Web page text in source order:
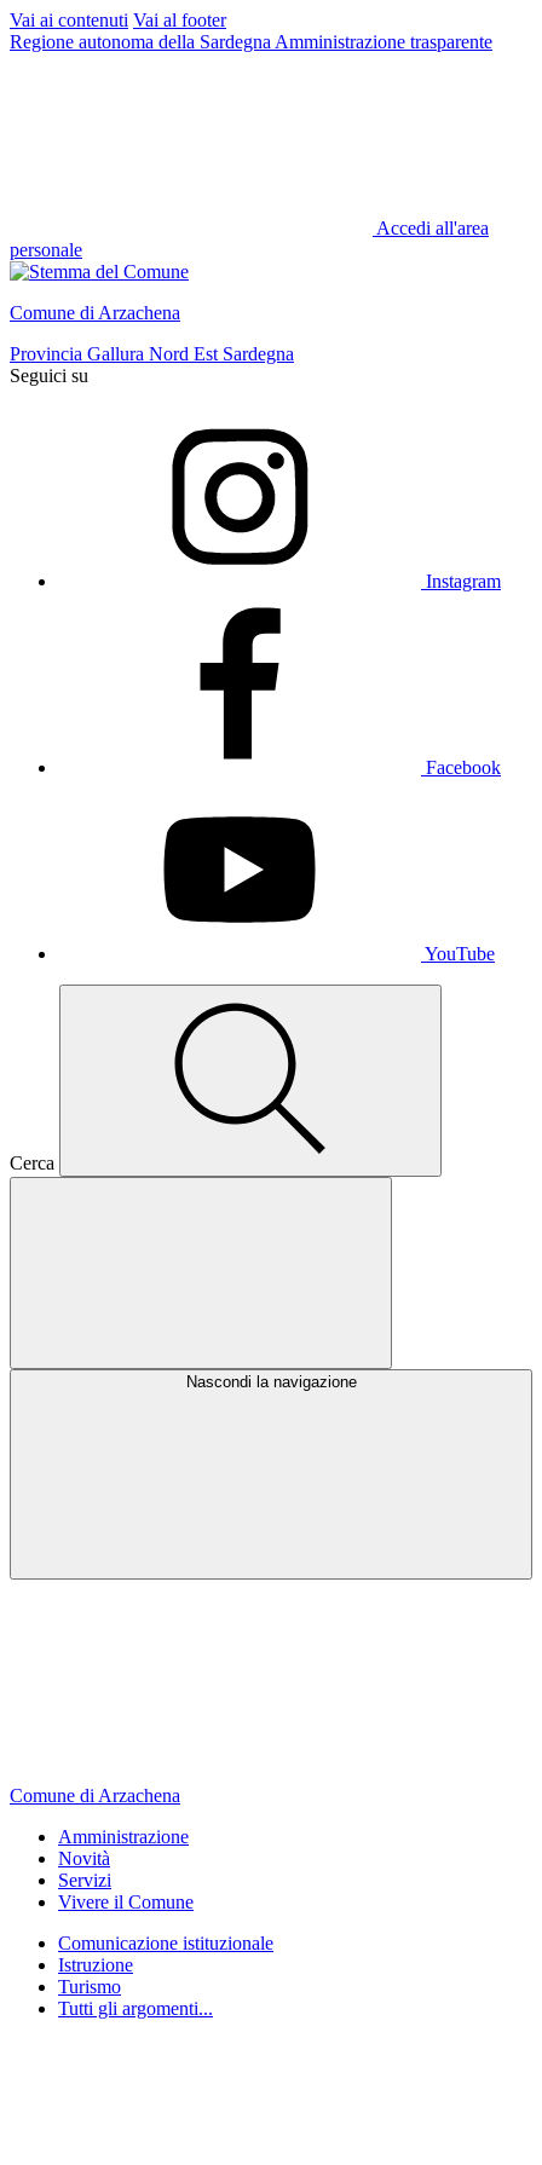
Vai ai contenuti Vai al footer
Regione autonoma della Sardegna Amministrazione trasparente
Accedi all'area
personale
Comune di Arzachena
Provincia Gallura Nord Est Sardegna
Seguici su
Instagram
Facebook
YouTube
Cerca
Nascondi la navigazione
Comune di Arzachena
Amministrazione
Novità
Servizi
Vivere il Comune
Comunicazione istituzionale
Istruzione
Turismo
Tutti gli argomenti...